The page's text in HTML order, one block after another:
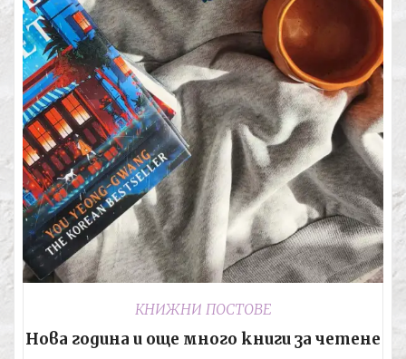
КНИЖНИ ПОСТОВЕ
Нова година и още много книги за четене